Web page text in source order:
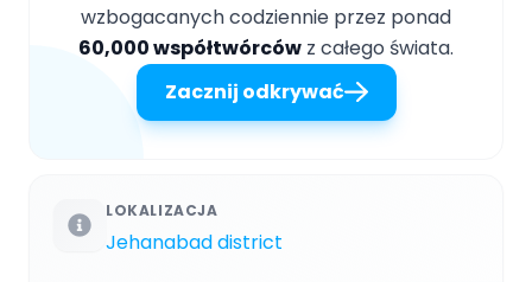
wzbogacanych codziennie przez ponad
60,000 współtwórców z całego świata.
Zacznij odkrywać
LOKALIZACJA
Jehanabad district